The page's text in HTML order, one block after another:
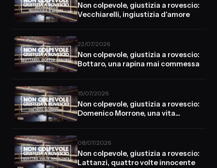
Non colpevole, giustizia a rovescio:
Vecchiarelli, ingiustizia d'amore
22/07/2026
Non colpevole, giustizia a rovescio:
Bottaro, una rapina mai commessa
15/07/2026
Non colpevole, giustizia a rovescio:
Domenico Morrone, una vita
08/07/2026
Non colpevole, giustizia a rovescio:
Lattanzi, quattro volte innocente